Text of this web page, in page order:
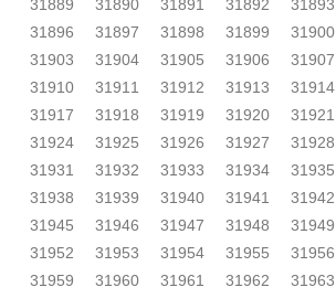
31889 31890 31891 31892 31893
31896
31897 31898 31899 31900
31903
31904 31905 31906 31907
31910
31911 31912 31913 31914
31917
31918 31919 31920 31921
31924
31925 31926 31927 31928
31931
31932 31933 31934 31935
31938
31939 31940 31941 31942
31945
31946 31947 31948 31949
31952
31953 31954 31955 31956
31959
31960 31961 31962 31963